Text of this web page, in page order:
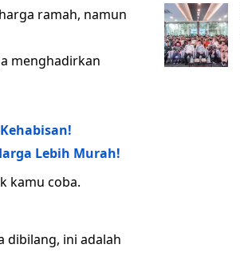
ramah, namun
menghadirkan
Lebih Murah!
kamu coba.
dibilang, ini adalah